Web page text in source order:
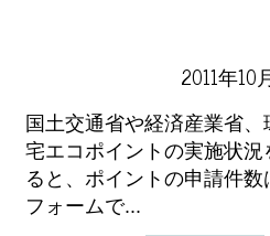
2011年10
国土交通省や経済産業省
宅エコポイントの実施状況
ると、ポイントの申請件
フォームで...